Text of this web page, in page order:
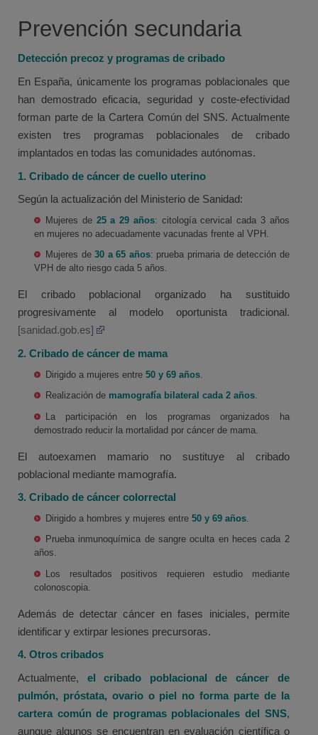
Prevención secundaria
Detección precoz y programas de cribado
En España, únicamente los programas poblacionales que
han demostrado eficacia, seguridad y coste-efectividad
forman parte de la Cartera Común del SNS. Actualmente
existen tres programas poblacionales de cribado
implantados en todas las comunidades autónomas.
1. Cribado de cáncer de cuello uterino
Según la actualización del Ministerio de Sanidad:
Mujeres de 25 a 29 años: citología cervical cada 3 años
en mujeres no adecuadamente vacunadas frente al VPH.
Mujeres de30 a 65 años: prueba primaria de detección de
VPH de alto riesgo cada 5 años.
El cribado poblacional organizado ha sustituido
progresivamente al modelo oportunista tradicional.
[sanidad.gob.es]
2. Cribado de cáncer de mama
Dirigido a mujeres entre50 y 69 años
Realización de mamografía bilateral cada 2 años.
La participación en los programas organizados ha
demostrado reducir la mortalidad por cáncer de mama.
El autoexamen mamario no sustituye al cribado
poblacional mediante mamografía.
3. Cribado de cáncer colorrectal
Dirigido a hombres y mujeres entre50 y 69 años
Prueba inmunoquímica de sangre oculta en heces cada 2
años.
Los resultados positivos requieren estudio mediante
colonoscopia.
Además de detectar cáncer en fases iniciales, permite
identificar y extirpar lesiones precursoras.
4. Otros cribados
Actualmente, el cribado poblacional de cáncer de
pulmón, próstata, ovario o piel no forma parte de la
cartera común de programas poblacionales del SNS,
aunque algunos se encuentran en evaluación científica o